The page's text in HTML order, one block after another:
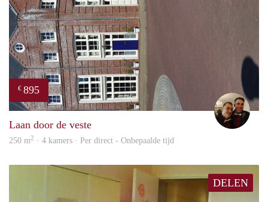
€ 895
Laan door de veste
250 m2 · 4 kamers · Per direct - Onbepaalde tijd
DELEN